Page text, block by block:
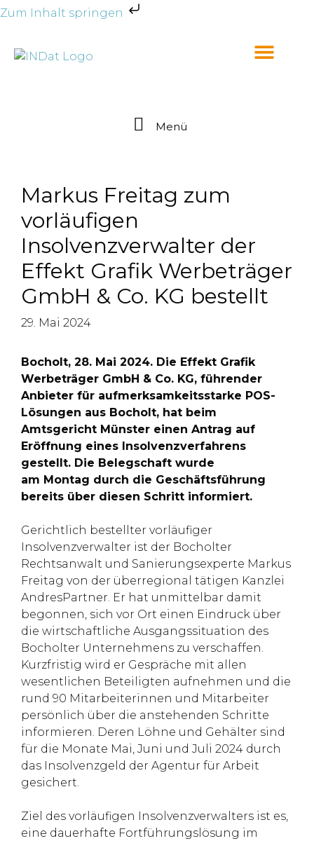
Zum Inhalt springen
Menü
Markus Freitag zum
vorläufigen
Insolvenzverwalter der
Effekt Grafik Werbeträger
GmbH & Co. KG bestellt
29. Mai 2024
Bocholt, 28. Mai 2024. Die Effekt Grafik
Werbeträger GmbH & Co. KG, führender
Anbieter für aufmerksamkeitsstarke POS-
Lösungen aus Bocholt, hat beim
Amtsgericht Münster einen Antrag auf
Eröffnung eines Insolvenzverfahrens
gestellt. Die Belegschaft wurde
am Montag durch die Geschäftsführung
bereits über diesen Schritt informiert.
Gerichtlich bestellter vorläufiger
Insolvenzverwalter ist der Bocholter
Rechtsanwalt und Sanierungsexperte Markus
Freitag von der überregional tätigen Kanzlei
AndresPartner. Er hat unmittelbar damit
begonnen, sich vor Ort einen Eindruck über
die wirtschaftliche Ausgangssituation des
Bocholter Unternehmens zu verschaffen.
Kurzfristig wird er Gespräche mit allen
wesentlichen Beteiligten aufnehmen und die
rund 90 Mitarbeiterinnen und Mitarbeiter
persönlich über die anstehenden Schritte
informieren. Deren Löhne und Gehälter sind
für die Monate Mai, Juni und Juli 2024 durch
das Insolvenzgeld der Agentur für Arbeit
gesichert.
Ziel des vorläufigen Insolvenzverwalters ist es,
eine dauerhafte Fortführungslösung im